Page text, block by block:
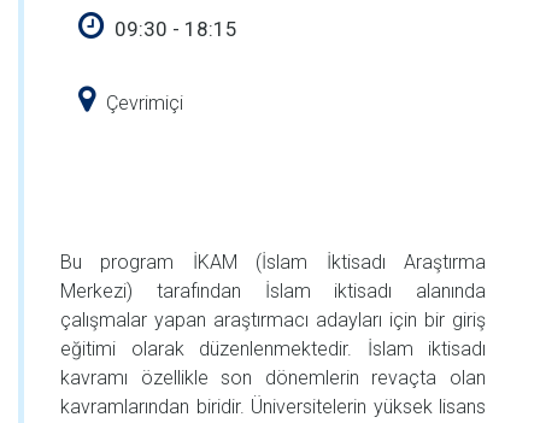
09:30 - 18:15
Çevrimiçi
Bu program İKAM (İslam İktisadı Araştırma
Merkezi) tarafından İslam iktisadı alanında
çalışmalar yapan araştırmacı adayları için bir giriş
eğitimi olarak düzenlenmektedir. İslam iktisadı
kavramı özellikle son dönemlerin revaçta olan
kavramlarından biridir. Üniversitelerin yüksek lisans